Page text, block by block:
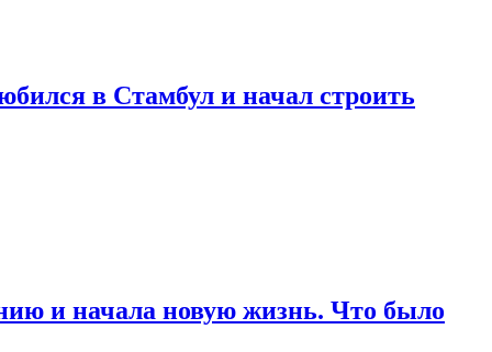
в Стамбул и начал строить
и начала новую жизнь. Что было